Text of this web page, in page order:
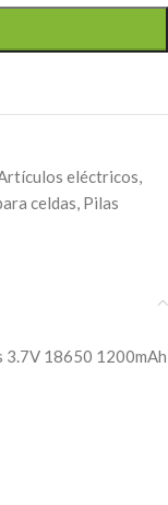
eléctricos,
celdas, Pilas
3.7V 18650 1200mAh